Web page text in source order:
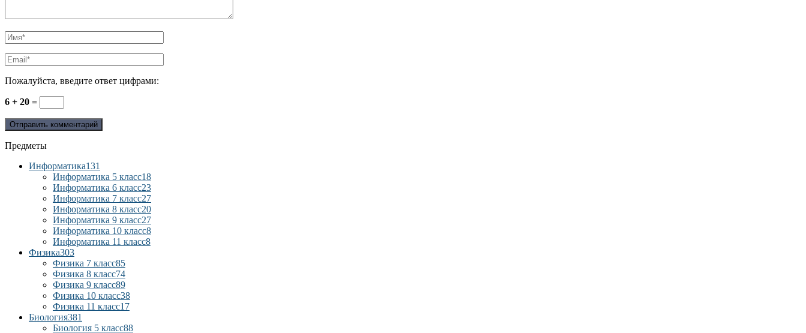
Пожалуйста, введите ответ цифрами:
6 + 20 =
Предметы
Информатика131
Информатика 5 класс18
Информатика 6 класс23
Информатика 7 класс27
Информатика 8 класс20
Информатика 9 класс27
Информатика 10 класс8
Информатика 11 класс8
Физика303
Физика 7 класс85
Физика 8 класс74
Физика 9 класс89
Физика 10 класс38
Физика 11 класс17
Биология381
Биология 5 класс88